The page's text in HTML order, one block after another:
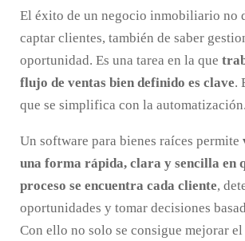
El éxito de un negocio inmobiliario no
captar clientes, también de saber
oportunidad. Es una tarea en la que
flujo de ventas bien definido es clave.
que se simplifica con la automatización.
Un software para bienes raíces permite
una forma rápida, clara y sencilla en
proceso se encuentra cada cliente,
oportunidades y tomar decisiones
Con ello no solo se consigue mejorar